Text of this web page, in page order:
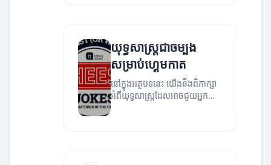
យុទ្ធសាស្ត្រជាចម្បង
សម្រាប់ហ្គេមកាត
នៅក្នុងអត្ថបទនេះ យើងនឹងពិភាក្សា
អំពីយុទ្ធសាស្ត្រដែលអាចជួយអ្នក